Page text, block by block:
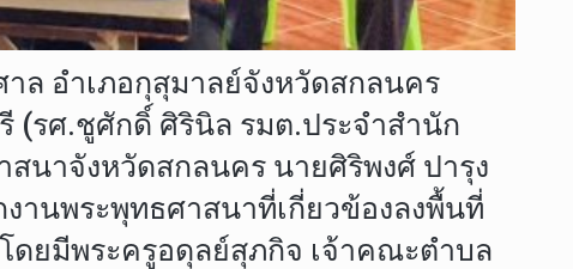
ล อำเภอกุสุมาลย์จังหวัดสกลนคร
(รศ.ชูศักดิ์ ศิรินิล รมต.ประจำสำนัก
นาจังหวัดสกลนคร นายศิริพงศ์ ปารุง
านพระพุทธศาสนาที่เกี่ยวข้องลงพื้นที่
ยมีพระครูอดุลย์สุภกิจ เจ้าคณะตำบล